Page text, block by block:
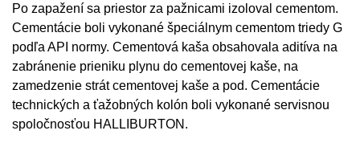
Po zapažení sa priestor za pažnicami izoloval cementom.
Cementácie boli vykonané špeciálnym cementom triedy G
podľa API normy. Cementová kaša obsahovala aditíva na
zabránenie prieniku plynu do cementovej kaše, na
zamedzenie strát cementovej kaše a pod. Cementácie
technických a ťažobných kolón boli vykonané servisnou
spoločnosťou HALLIBURTON.